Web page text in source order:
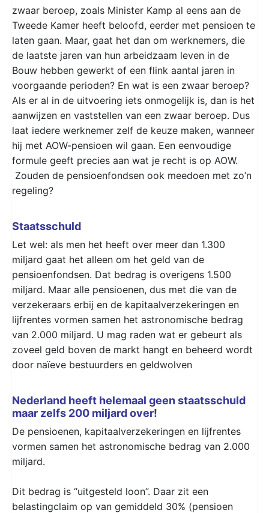
zwaar beroep, zoals Minister Kamp al eens aan de
Tweede Kamer heeft beloofd, eerder met pensioen te
laten gaan. Maar, gaat het dan om werknemers, die
de laatste jaren van hun arbeidzaam leven in de
Bouw hebben gewerkt of een flink aantal jaren in
voorgaande perioden? En wat is een zwaar beroep?
Als er al in de uitvoering iets onmogelijk is, dan is het
aanwijzen en vaststellen van een zwaar beroep. Dus
laat iedere werknemer zelf de keuze maken, wanneer
hij met AOW-pensioen wil gaan. Een eenvoudige
formule geeft precies aan wat je recht is op AOW.
Zouden de pensioenfondsen ook meedoen met zo’n
regeling?
Staatsschuld
Let wel: als men het heeft over meer dan 1.300
miljard gaat het alleen om het geld van de
pensioenfondsen. Dat bedrag is overigens 1.500
miljard. Maar alle pensioenen, dus met die van de
verzekeraars erbij en de kapitaalverzekeringen en
lijfrentes vormen samen het astronomische bedrag
van 2.000 miljard. U mag raden wat er gebeurt als
zoveel geld boven de markt hangt en beheerd wordt
door naïeve bestuurders en geldwolven
Nederland heeft helemaal geen staatsschuld
maar zelfs 200 miljard over!
De pensioenen, kapitaalverzekeringen en lijfrentes
vormen samen het astronomische bedrag van 2.000
miljard.
Dit bedrag is “uitgesteld loon”. Daar zit een
belastingclaim op van gemiddeld 30% (pensioen